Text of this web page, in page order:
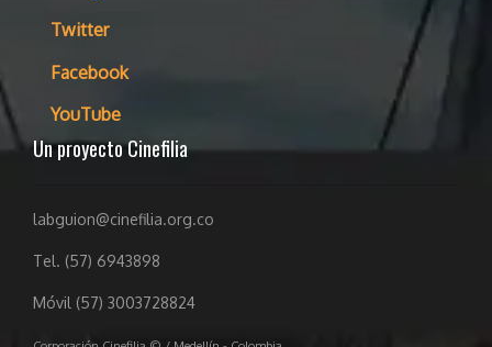
Twitter
Facebook
YouTube
Un proyecto Cinefilia
labguion@cinefilia.org.co
Tel. (57) 6943898
Móvil (57) 3003728824